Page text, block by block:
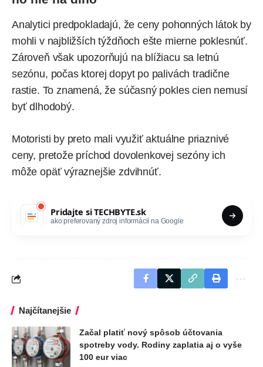
Analytici predpokladajú, že ceny pohonných látok by
mohli v najbližších týždňoch ešte mierne poklesnúť.
Zároveň však upozorňujú na blížiacu sa letnú
sezónu, počas ktorej dopyt po palivách tradične
rastie. To znamená, že súčasný pokles cien nemusí
byť dlhodobý.
Motoristi by preto mali využiť aktuálne priaznivé
ceny, pretože príchod dovolenkovej sezóny ich
môže opäť výraznejšie zdvihnúť.
Pridajte siTECHBYTE.sk
ako preferovaný zdroj informácií na Google
Najčítanejšie
Začal platiť nový spôsob účtovania
spotreby vody. Rodiny zaplatia aj o vyše
100 eur viac